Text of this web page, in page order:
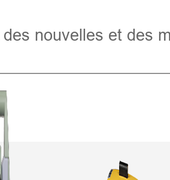
des nouvelles et des